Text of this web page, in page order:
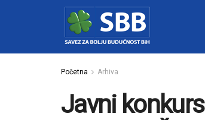
Početna Arhiva
Javni